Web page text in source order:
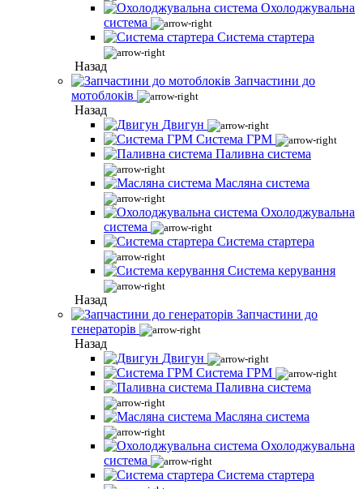
Охолоджувальна
система
Система стартера
Назад
Запчастини до
мотоблоків
Назад
Двигун
Система ГРМ
Паливна система
Масляна система
Охолоджувальна
система
Система стартера
Система керування
Назад
Запчастини до
генераторів
Назад
Двигун
Система ГРМ
Паливна система
Масляна система
Охолоджувальна
система
Система стартера